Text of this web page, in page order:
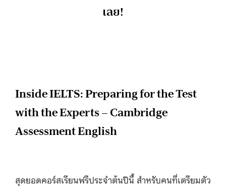
เลย!
Inside IELTS: Preparing for the Test
with the Experts – Cambridge
Assessment English
สุดยอดคอร์สเรียนฟรีประจำต้นปีนี้ สำหรับคนที่เตรียมตัว